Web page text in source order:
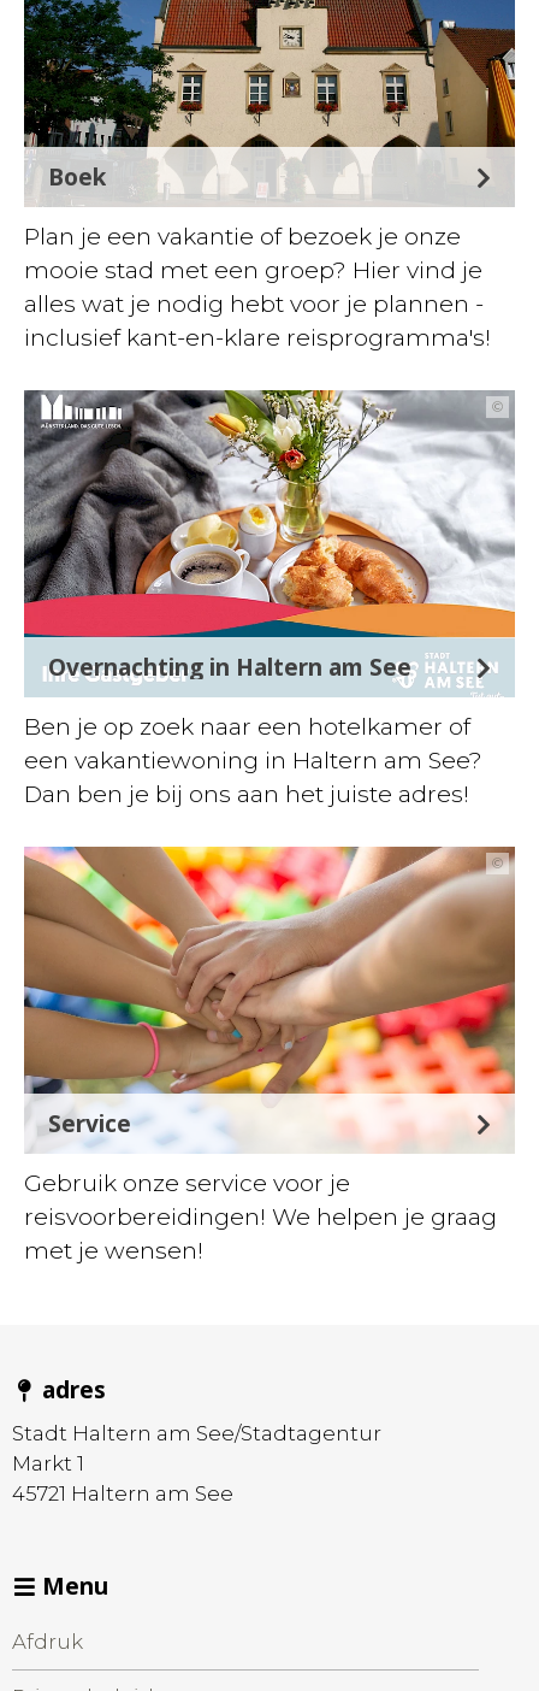
Boek
Plan je een vakantie of bezoek je onze
mooie stad met een groep? Hier vind je
alles wat je nodig hebt voor je plannen -
inclusief kant-en-klare reisprogramma's!
©
Overnachting in Haltern am See
Ben je op zoek naar een hotelkamer of
een vakantiewoning in Haltern am See?
Dan ben je bij ons aan het juiste adres!
©
Service
Gebruik onze service voor je
reisvoorbereidingen! We helpen je graag
met je wensen!
adres
Stadt Haltern am See/Stadtagentur
Markt 1
45721 Haltern am See
Menu
Afdruk